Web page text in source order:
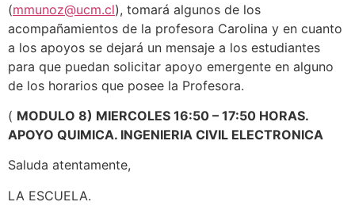
(mmunoz@ucm.cl), tomará algunos de los
acompañamientos de la profesora Carolina y en cuanto
a los apoyos se dejará un mensaje a los estudiantes
para que puedan solicitar apoyo emergente en alguno
de los horarios que posee la Profesora.
( MODULO 8) MIERCOLES 16:50 – 17:50 HORAS.
APOYO QUIMICA. INGENIERIA CIVIL ELECTRONICA
Saluda atentamente,
LA ESCUELA.